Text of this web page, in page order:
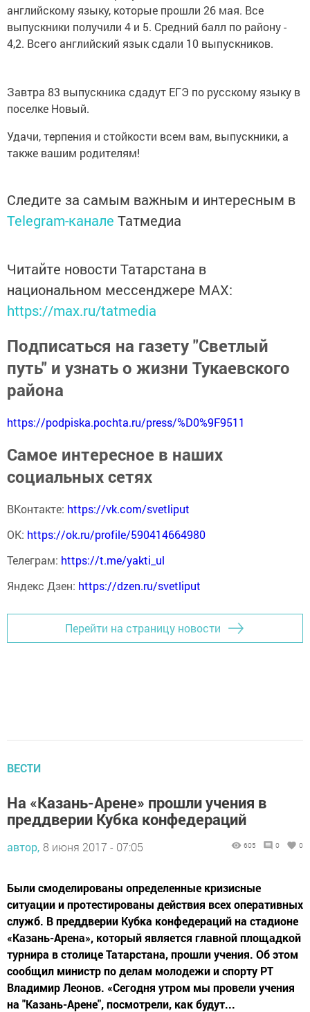
английскому языку, которые прошли 26 мая. Все
выпускники получили 4 и 5. Средний балл по району -
4,2. Всего английский язык сдали 10 выпускников.
Завтра 83 выпускника сдадут ЕГЭ по русскому языку в
поселке Новый.
Удачи, терпения и стойкости всем вам, выпускники, а
также вашим родителям!
Следите за самым важным и интересным в
Telegram-канале Татмедиа
Читайте новости Татарстана в
национальном мессенджере MАХ:
https://max.ru/tatmedia
Подписаться на газету "Светлый
путь" и узнать о жизни Тукаевского
района
https://podpiska.pochta.ru/press/%D0%9F9511
Самое интересное в наших
социальных сетях
ВКонтакте: https://vk.com/svetliput
ОК: https://ok.ru/profile/590414664980
Телеграм: https://t.me/yakti_ul
Яндекс Дзен: https://dzen.ru/svetliput
Перейти на страницу новости
ВЕСТИ
На «Казань-Арене» прошли учения в
преддверии Кубка конфедераций
автор, 8 июня 2017 - 07:05 605 0 0
Были смоделированы определенные кризисные
ситуации и протестированы действия всех оперативных
служб. В преддверии Кубка конфедераций на стадионе
«Казань-Арена», который является главной площадкой
турнира в столице Татарстана, прошли учения. Об этом
сообщил министр по делам молодежи и спорту РТ
Владимир Леонов. «Сегодня утром мы провели учения
на "Казань-Арене", посмотрели, как будут...